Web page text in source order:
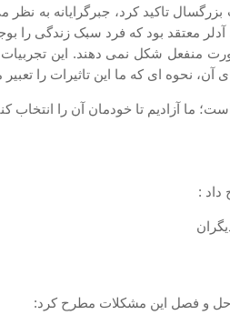
تاکید کرد، جبرگرایانه به
آدلر معتقد بود که فرد سبک زندگی را
منفعل شکل نمی دهند. این تجربیات
نحوه ای که ما این تاثیرات را
ما آزادیم تا خودمان آن را انتخاب
داد :
حل و فصل این مشکلات مطرح کرد: